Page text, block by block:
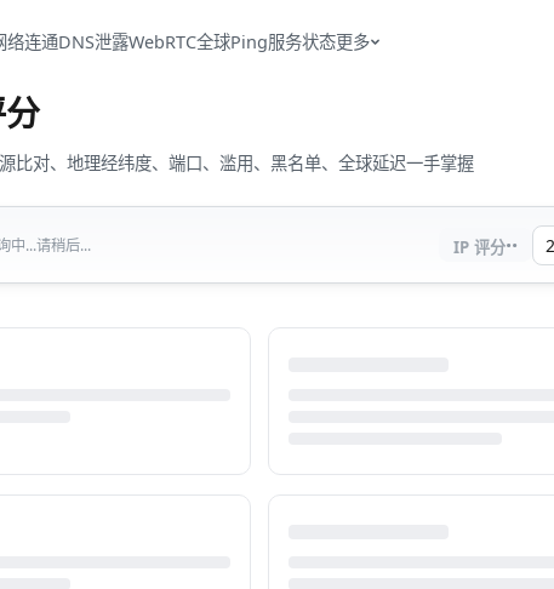
络连通DNS泄露WebRTC全球Ping服务状态更多
比对、地理经纬度、端口、滥用、黑名单、全球延迟一手掌握
中...请稍后... IP 评分··